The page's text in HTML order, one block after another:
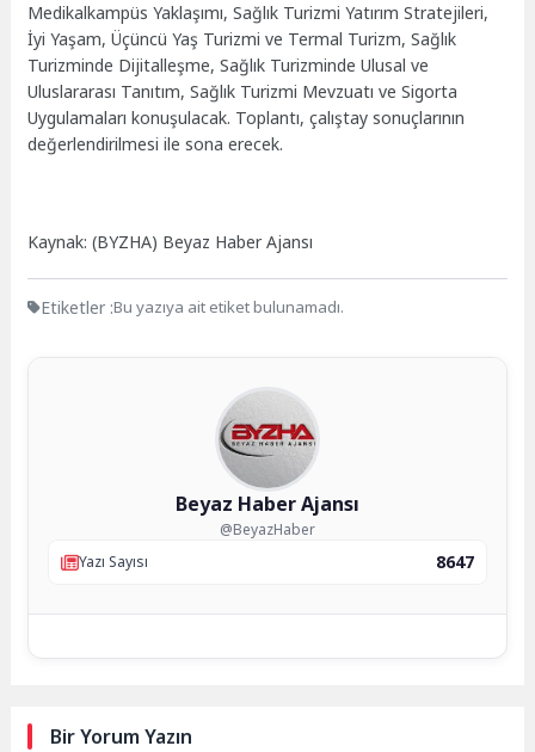
Medikalkampüs Yaklaşımı, Sağlık Turizmi Yatırım Stratejileri,
İyi Yaşam, Üçüncü Yaş Turizmi ve Termal Turizm, Sağlık
Turizminde Dijitalleşme, Sağlık Turizminde Ulusal ve
Uluslararası Tanıtım, Sağlık Turizmi Mevzuatı ve Sigorta
Uygulamaları konuşulacak. Toplantı, çalıştay sonuçlarının
değerlendirilmesi ile sona erecek.
Kaynak: (BYZHA) Beyaz Haber Ajansı
Etiketler :Bu yazıya ait etiket bulunamadı.
Beyaz Haber Ajansı
@BeyazHaber
Yazı Sayısı
8647
Bir Yorum Yazın